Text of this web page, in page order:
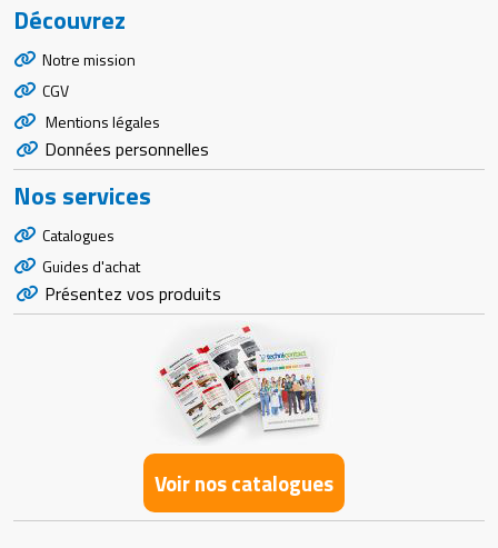
Découvrez
Notre mission
CGV
Mentions légales
Données personnelles
Nos services
Catalogues
Guides d'achat
Présentez vos produits
Voir nos catalogues